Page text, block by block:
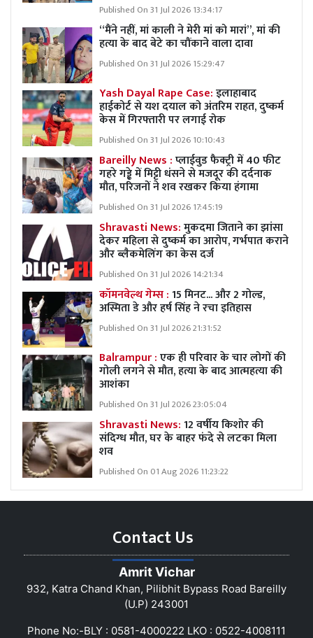
Published On 31 Jul 2026 13:34:17
“मैंने नहीं, मां काली ने मेरी मां को मारां”, मां की
हत्या के बाद बेटे का चौंकाने वाला दावा
Published On 31 Jul 2026 15:29:47
Yash Dayal Rape Case:इलाहाबाद
हाईकोर्ट से यश दयाल को अंतरिम राहत, दुष्कर्म
केस में गिरफ्तारी पर लगाई रोक
Published On 31 Jul 2026 10:10:43
Bareilly News :प्लाईवुड फैक्ट्री में 40 फीट
गहरे गड्ढे में मिट्टी धंसने से मजदूर की दर्दनाक
मौत, परिजनों ने शव रखकर किया हंगामा
Published On 31 Jul 2026 17:45:19
Shravasti News:मुकदमा जिताने का झांसा
देकर महिला से दुष्कर्म का आरोप, गर्भपात कराने
और ब्लैकमेलिंग का केस दर्ज
Published On 31 Jul 2026 14:21:34
कॉमनवेल्थ गेम्स :15 मिनट... और 2 गोल्ड,
अस्मिता डे और हर्ष सिंह ने रचा इतिहास
Published On 31 Jul 2026 21:31:52
Balrampur :एक ही परिवार के चार लोगों की
गोली लगने से मौत, हत्या के बाद आत्महत्या की
आशंका
Published On 31 Jul 2026 23:05:04
Shravasti News:12 वर्षीय किशोर की
संदिग्ध मौत, घर के बाहर फंदे से लटका मिला
शव
Published On 01 Aug 2026 11:23:22
Contact Us
Amrit Vichar
932, Katra Chand Khan, Pilibhit Bypass Road Bareilly
(U.P) 243001
Phone No:-BLY : 0581-4000222 LKO : 0522-4008111